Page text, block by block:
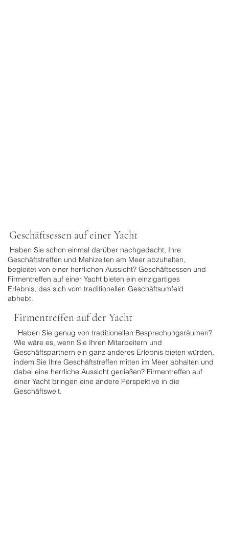
​Geschäftsessen auf einer Yacht
Haben Sie schon einmal darüber nachgedacht, Ihre
Geschäftstreffen und Mahlzeiten am Meer abzuhalten,
begleitet von einer herrlichen Aussicht? Geschäftsessen und
Firmentreffen auf einer Yacht bieten ein einzigartiges
Erlebnis, das sich vom traditionellen Geschäftsumfeld
abhebt.
​Was bieten wir an?
​Yachtvermietung
​Landschaft
​Details
​Sonderkonzept
​Musik
​Professionelle Fotografie
Firmentreffen auf der Yacht
Haben Sie genug von traditionellen Besprechungsräumen?
Wie wäre es, wenn Sie Ihren Mitarbeitern und
Geschäftspartnern ein ganz anderes Erlebnis bieten würden,
indem Sie Ihre Geschäftstreffen mitten im Meer abhalten und
dabei eine herrliche Aussicht genießen? Firmentreffen auf
einer Yacht bringen eine andere Perspektive in die
Geschäftswelt.